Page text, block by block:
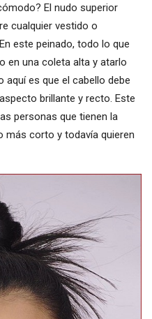
El nudo superior
cualquier vestido o
este peinado, todo lo que
en una coleta alta y atarlo
es que el cabello debe
brillante y recto. Este
personas que tienen la
más corto y todavía quieren